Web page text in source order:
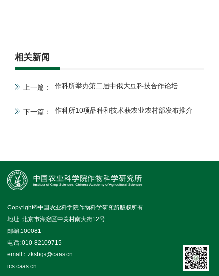
相关新闻
上一篇： 作科所举办第二届中俄大豆科技合作论坛
下一篇： 作科所10项品种和技术获农业农村部发布推介
Copyright©中国农业科学院作物科学研究所版权所有
地址: 北京市海淀区中关村南大街12号
邮编:100081
电话: 010-82109715
email：zksbgs@caas.cn
ics.caas.cn